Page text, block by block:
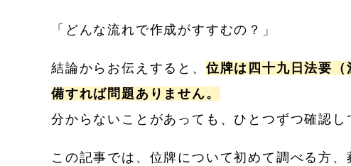
「どんな流れで作成がすすむの？」
結論からお伝えすると、 位牌は四十九日法要
備すれば問題ありません。
分からないことがあっても、ひとつずつ確認し
この記事では、位牌について初めて調べる方